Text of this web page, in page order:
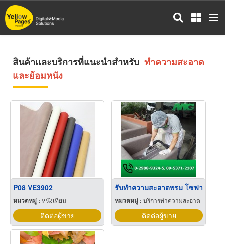
ข้าม
ไป
สินค้าและบริการที่แนะนำสำหรับ ทำความสะอาด
และย้อมหนัง
P08 VE3902
หมวดหมู่ : หนังเทียม
ติดต่อผู้ขาย
รับทำความสะอาดพรม โซฟา
หมวดหมู่ :บริการทำความสะอาด
ติดต่อผู้ขาย